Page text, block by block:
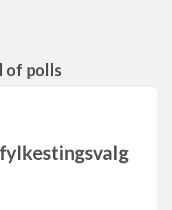
of polls